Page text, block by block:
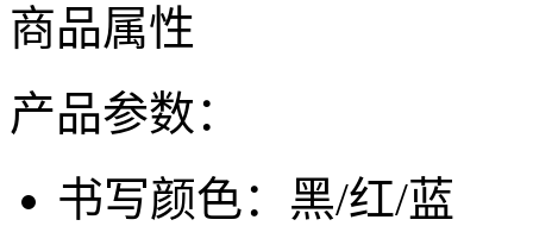
商品属性
产品参数：
书写颜色： 黑/红/蓝